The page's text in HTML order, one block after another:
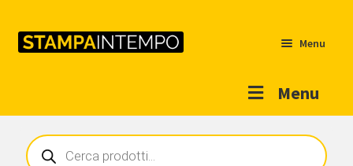
Menu
Menu
Outlet
Ricerca
prodotti